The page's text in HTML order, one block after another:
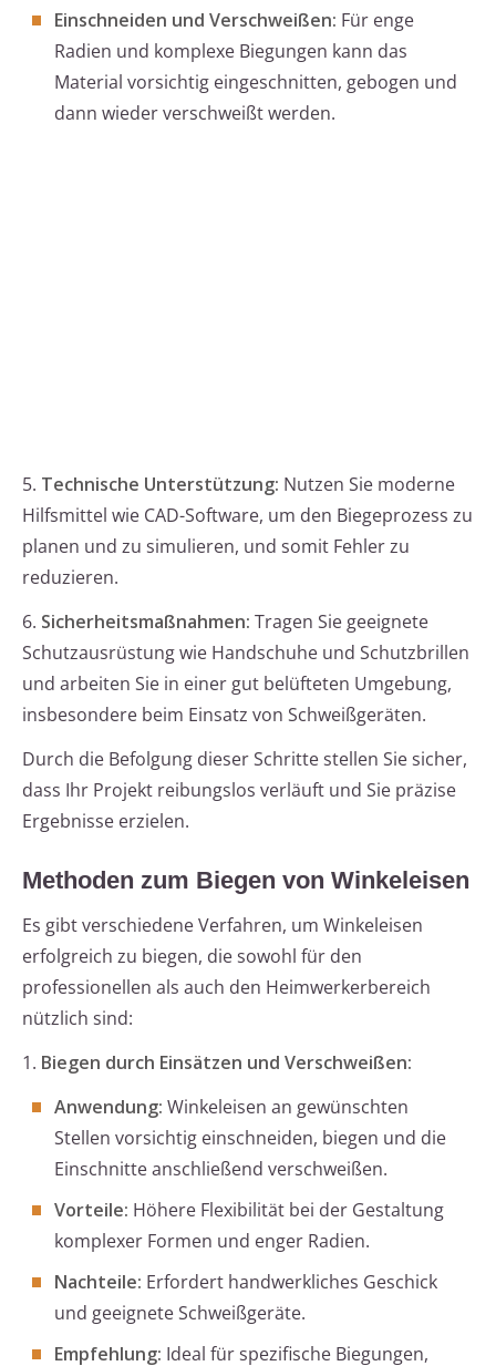
Einschneiden und Verschweißen: Für enge
Radien und komplexe Biegungen kann das
Material vorsichtig eingeschnitten, gebogen und
dann wieder verschweißt werden.
5. Technische Unterstützung: Nutzen Sie moderne
Hilfsmittel wie CAD-Software, um den Biegeprozess zu
planen und zu simulieren, und somit Fehler zu
reduzieren.
6. Sicherheitsmaßnahmen: Tragen Sie geeignete
Schutzausrüstung wie Handschuhe und Schutzbrillen
und arbeiten Sie in einer gut belüfteten Umgebung,
insbesondere beim Einsatz von Schweißgeräten.
Durch die Befolgung dieser Schritte stellen Sie sicher,
dass Ihr Projekt reibungslos verläuft und Sie präzise
Ergebnisse erzielen.
Methoden zum Biegen von Winkeleisen
Es gibt verschiedene Verfahren, um Winkeleisen
erfolgreich zu biegen, die sowohl für den
professionellen als auch den Heimwerkerbereich
nützlich sind:
1. Biegen durch Einsätzen und Verschweißen:
Anwendung: Winkeleisen an gewünschten
Stellen vorsichtig einschneiden, biegen und die
Einschnitte anschließend verschweißen.
Vorteile: Höhere Flexibilität bei der Gestaltung
komplexer Formen und enger Radien.
Nachteile: Erfordert handwerkliches Geschick
und geeignete Schweißgeräte.
Empfehlung: Ideal für spezifische Biegungen,